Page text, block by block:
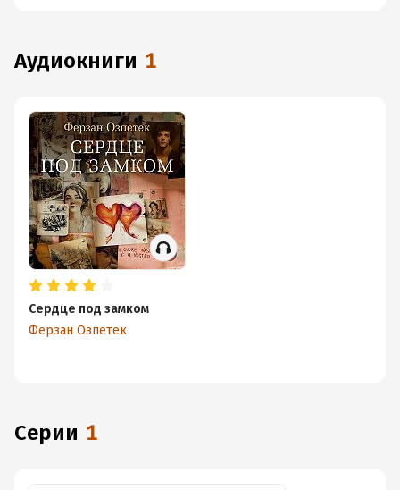
аудиокниги 1
Сердце под замком
Ферзан Озпетек
Серии 1